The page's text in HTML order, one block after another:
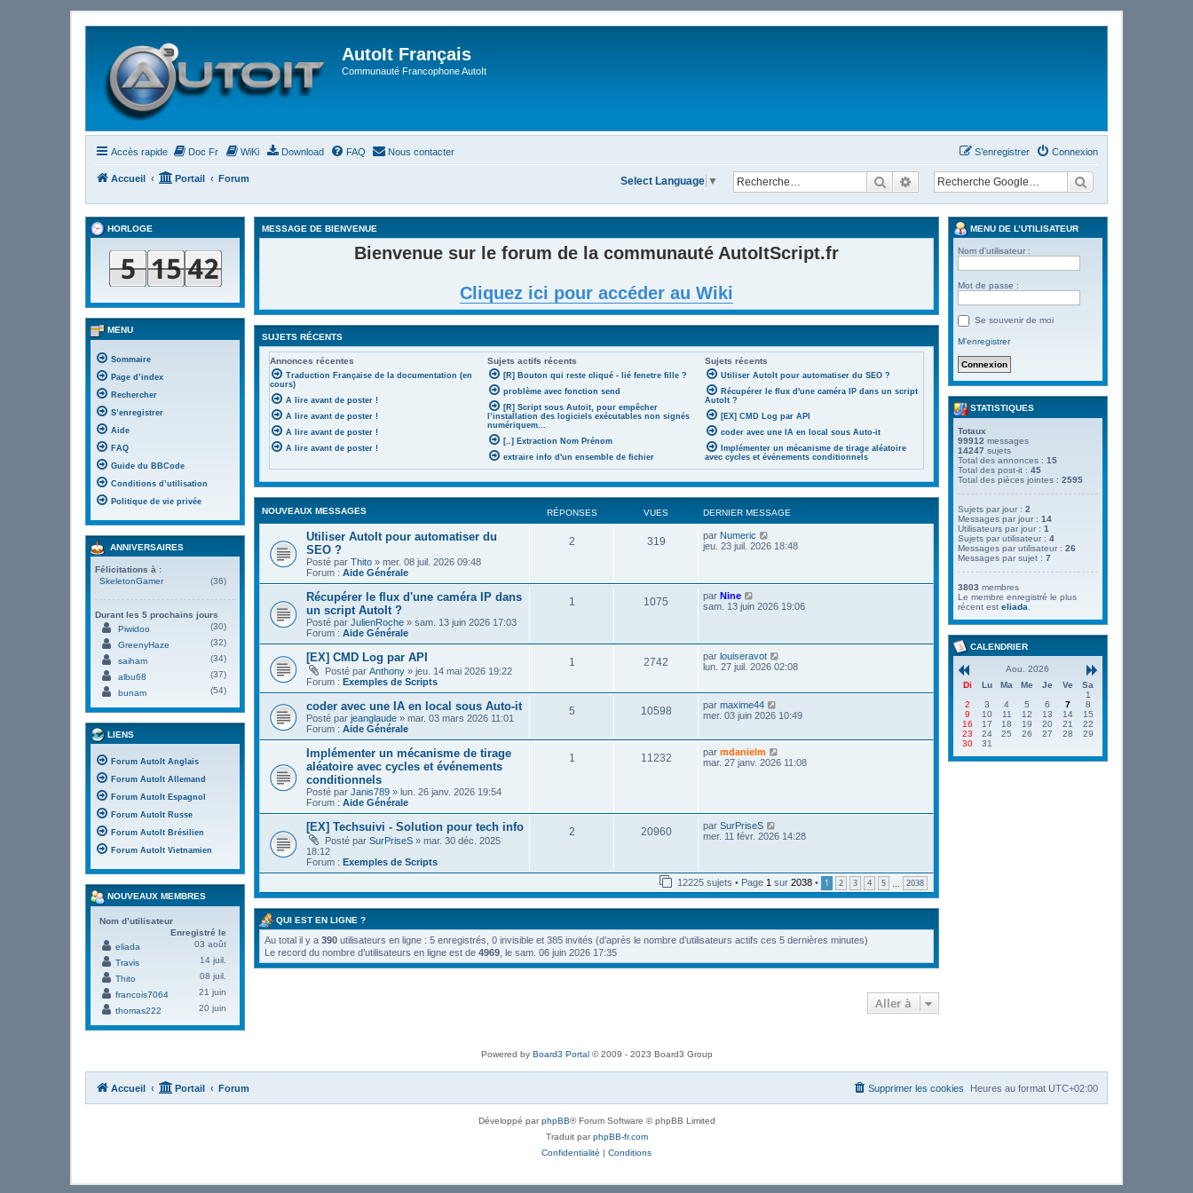
AutoIt Français
Communauté Francophone AutoIt
Accès rapide Doc Fr WiKi Download FAQ Nous contacter Connexion
S’enregistrer
Accueil Portail Forum RechercherRecherche avancée
Select Language ▼
MESSAGE DE BIENVENUE
Bienvenue sur le forum de la communauté AutoItScript.fr
Cliquez ici pour accéder au Wiki
SUJETS RÉCENTS
Annonces récentes Sujets actifs récents Sujets récents
Traduction Française de la documentation (en
cours)
A lire avant de poster !
A lire avant de poster !
A lire avant de poster !
A lire avant de poster !
[R] Bouton qui reste cliqué - lié fenetre fille ?
problème avec fonction send
[R] Script sous Autoit, pour empêcher
l’installation des logiciels exécutables non signés
numériquem...
[..] Extraction Nom Prénom
extraire info d'un ensemble de fichier
Utiliser AutoIt pour automatiser du SEO ?
Récupérer le flux d'une caméra IP dans un script
AutoIt ?
[EX] CMD Log par API
coder avec une IA en local sous Auto-it
Implémenter un mécanisme de tirage aléatoire
avec cycles et événements conditionnels
NOUVEAUX MESSAGES RÉPONSES VUES DERNIER MESSAGE
Utiliser AutoIt pour automatiser du
SEO ?
Posté par Thito » mer. 08 juil. 2026 09:48
Forum : Aide Générale
2 319 par Numeric
o
e
e
e
r
m
s
s
a
jeu. 23 juil. 2026 18:48
Récupérer le flux d'une caméra IP dans
un script AutoIt ?
Posté par JulienRoche » sam. 13 juin 2026 17:03
Forum : Aide Générale
1 1075 parNine
o
e
d
e
n
i
e
r
e
s
s
sam. 13 juin 2026 19:06
[EX] CMD Log par API
Posté par Anthony » jeu. 14 mai 2026 19:22
Forum : Exemples de Scripts
1 2742 parlouiseravot
o
l
d
r
i
s
a
lun. 27 juil. 2026 02:08
coder avec une IA en local sous Auto-it
Posté par jeanglaude » mar. 03 mars 2026 11:01
Forum : Aide Générale
5 10598 parmaxime44
o
e
d
r
m
s
a
g
e
mer. 03 juin 2026 10:49
Implémenter un mécanisme de tirage
aléatoire avec cycles et événements
conditionnels
Posté par Janis789 » lun. 26 janv. 2026 19:54
Forum : Aide Générale
1 11232 parmdanielm
o
d
r
r
m
e
s
a
g
mar. 27 janv. 2026 11:08
[EX] Techsuivi - Solution pour tech info
Posté par SurPriseS » mar. 30 déc. 2025
18:12
Forum : Exemples de Scripts
2 20960 parSurPriseS
o
d
e
r
i
e
m
mer. 11 févr. 2026 14:28
12225 sujets • Page 1 sur 2038 • 1 2 3 4 5 … 2038
QUI EST EN LIGNE ?
Au total il y a 390 utilisateurs en ligne : 5 enregistrés, 0 invisible et 385 invités (d’après le nombre d’utilisateurs actifs ces 5 dernières minutes)
Le record du nombre d’utilisateurs en ligne est de 4969 , le sam. 06 juin 2026 17:35
Aller à
HORLOGE
MENU
Sommaire
Page d’index
Rechercher
S’enregistrer
Aide
FAQ
Guide du BBCode
Conditions d’utilisation
Politique de vie privée
ANNIVERSAIRES
Félicitations à :
SkeletonGamer
(36)
Durant les 5 prochains jours
Piwidoo
(30)
GreenyHaze
(32)
saiham
(34)
albu68
(37)
bunam
(54)
LIENS
Forum AutoIt Anglais
Forum AutoIt Allemand
Forum AutoIt Espagnol
Forum AutoIt Russe
Forum AutoIt Brésilien
Forum AutoIt Vietnamien
NOUVEAUX MEMBRES
Nom d’utilisateur
Enregistré le
eliada
03 août
Travis
14 juil.
Thito
08 juil.
francois7064
21 juin
thomas222
20 juin
MENU DE L’UTILISATEUR
Nom d’utilisateur :
Mot de passe :
Se souvenir de moi
M’enregistrer
STATISTIQUES
Totaux
99912 messages
14247 sujets
Total des annonces : 15
Total des post-it : 45
Total des pièces jointes : 2595
Sujets par jour : 2
Messages par jour : 14
Utilisateurs par jour : 1
Sujets par utilisateur : 4
Messages par utilisateur : 26
Messages par sujet : 7
3803 membres
Le membre enregistré le plus
récent est eliada
CALENDRIER
Aou. 2026
Di
Lu Ma Me Je Ve
Sa
1
2
3 4 5 6 7
8
9
10 11 12 13 14
15
16
17 18 19 20 21
22
23
24 25 26 27 28
29
30
31
Powered by Board3 Portal© 2009 - 2023 Board3 Group
Accueil Portail Forum Heures au format UTC+02:00
Supprimer les cookies
Développé parphpBB® Forum Software © phpBB Limited
Traduit parphpBB-fr.com
Confidentialité | Conditions